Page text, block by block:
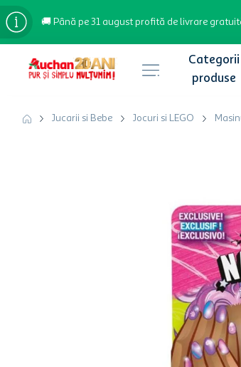
🚚 Până pe 31 august profită de livrare
apa plata
cafea boabe
troler
garden star
hartie
ciocolata
Jucarii si Bebe Jocuri si LEGO